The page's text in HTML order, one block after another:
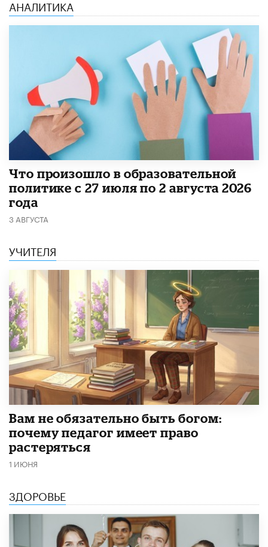
АНАЛИТИКА
​Что произошло в образовательной
политике с 27 июля по 2 августа 2026
года
3 АВГУСТА
УЧИТЕЛЯ
​Вам не обязательно быть богом:
почему педагог имеет право
растеряться
1 ИЮНЯ
ЗДОРОВЬЕ